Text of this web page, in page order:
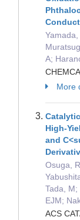
Yamada,
A;
More
High-
and
Osuga,
Tada, M;
EJM;
ACS